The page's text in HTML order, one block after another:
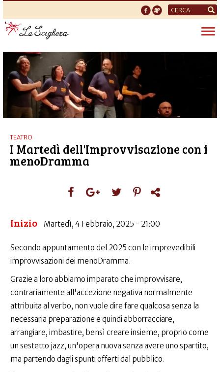
Form
di
ricerca
TEATRO
I Martedì dell'Improvvisazione con i
menoDramma
Inizio Martedì, 4 Febbraio, 2025 - 21:00
Secondo appuntamento del 2025 con le imprevedibili
improvvisazioni dei menoDramma.
Grazie a loro abbiamo imparato che improvvisare,
contrariamente all'accezione negativa normalmente
attribuita al verbo, non vuole dire fare qualcosa senza la
necessaria preparazione e quindi abborracciare,
arrangiare, imbastire, bensì creare insieme, proprio come
un sestetto jazz, un'opera nuova senza avere uno spartito,
ma partendo dagli spunti offerti dal pubblico.